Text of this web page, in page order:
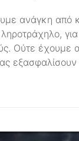
ανάγκη από
Ούτε έχουμε
εξασφαλίσουν